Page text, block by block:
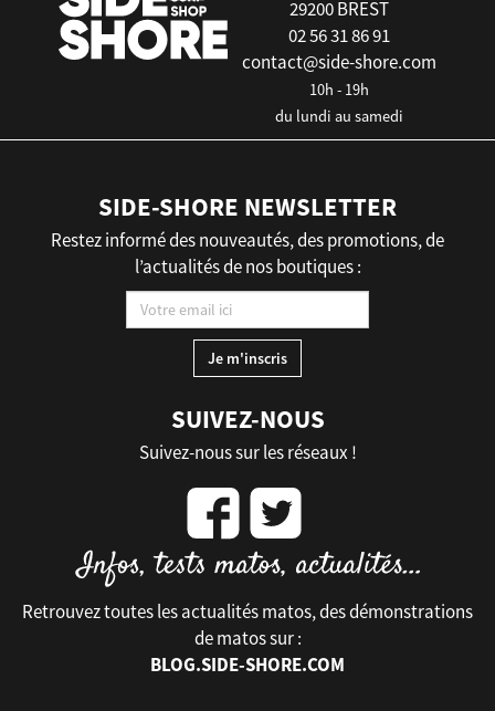
29200 BREST
02 56 31 86 91
contact@side-shore.com
10h - 19h
du lundi au samedi
SIDE-SHORE NEWSLETTER
Restez informé des nouveautés, des promotions, de
l’actualités de nos boutiques :
SUIVEZ-NOUS
Suivez-nous sur les réseaux !
Retrouvez toutes les actualités matos, des démonstrations
de matos sur :
BLOG.SIDE-SHORE.COM